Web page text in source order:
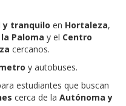
y tranquilo en Hortaleza,
Paloma y el Centro
cercanos.
y autobuses.
estudiantes que buscan
cerca de la Autónoma y